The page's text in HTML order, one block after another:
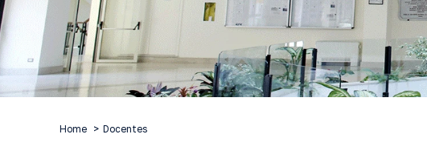
Home Docentes